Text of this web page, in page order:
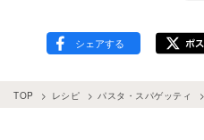
TOP レシピ パスタ・スパゲッティ